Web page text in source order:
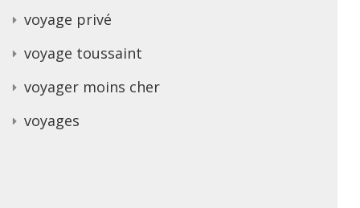
voyage privé
voyage toussaint
voyager moins cher
voyages